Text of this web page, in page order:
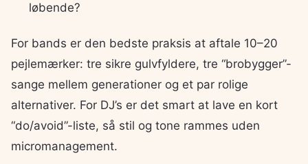
løbende?
For bands er den bedste praksis at aftale 10–20
pejlemærker: tre sikre gulvfyldere, tre “brobygger”-
sange mellem generationer og et par rolige
alternativer. For DJ’s er det smart at lave en kort
“do/avoid”-liste, så stil og tone rammes uden
micromanagement.